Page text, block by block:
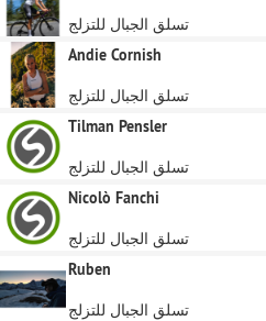
تسلق الجبال للتزلج
Andie Cornish
تسلق الجبال للتزلج
Tilman Pensler
تسلق الجبال للتزلج
Nicolò Fanchi
تسلق الجبال للتزلج
Ruben
تسلق الجبال للتزلج